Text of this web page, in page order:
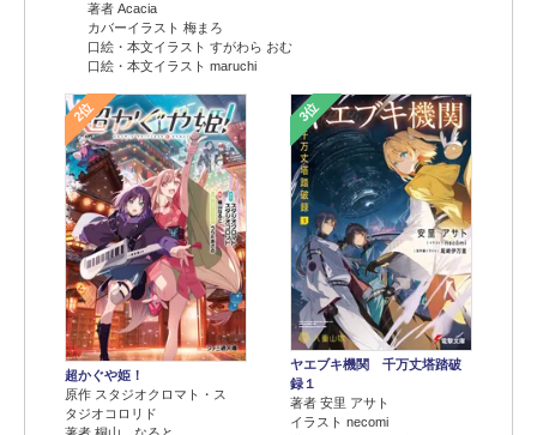
著者 Acacia
カバーイラスト 梅まろ
口絵・本文イラスト すがわら おむ
口絵・本文イラスト maruchi
2位
超かぐや姫！
原作 スタジオクロマト・ス
タジオコロリド
3位
ヤエブキ機関 千万丈塔踏破
録１
著者 安里 アサト
イラスト necomi